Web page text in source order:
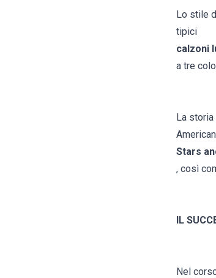
Lo stile
tipici
calzoni
a tre
La
Stars
, così
IL
Nel